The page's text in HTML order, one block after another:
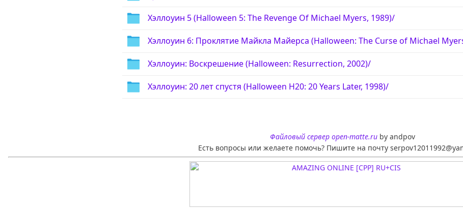
Хэллоуин 5 (Halloween 5: The Revenge Of Michael Myers, 1989)/
Хэллоуин 6: Проклятие Майкла Майерса (Halloween: The Curse of Michael
Хэллоуин: Воскрешение (Halloween: Resurrection, 2002)/
Хэллоуин: 20 лет спустя (Halloween H20: 20 Years Later, 1998)/
Файловый сервер open-matte.ruby andpov
Есть вопросы или желаете помочь? Пишите на почту